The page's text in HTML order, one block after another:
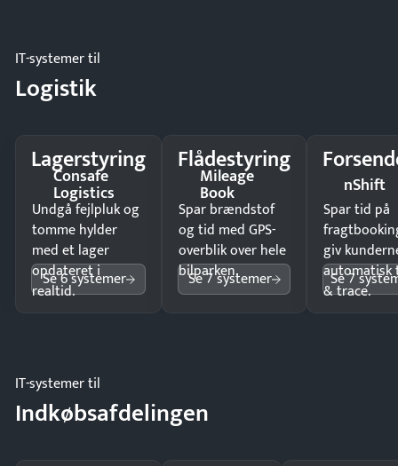
IT-systemer til
Logistik
Lagerstyring
Consafe
Logistics
Undgå fejlpluk og
tomme hylder
med et lager
opdateret i
realtid.
Se 6 systemer
Flådestyring
Mileage
Book
Spar brændstof
og tid med GPS-
overblik over hele
bilparken.
Se 7 systemer
nShift
Spar tid på
giv
automatisk
& trace.
Se 7
IT-systemer til
Indkøbsafdelingen